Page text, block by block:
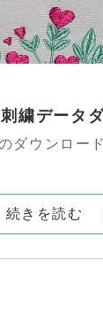
繍データ
ダウンロー
続きを読む